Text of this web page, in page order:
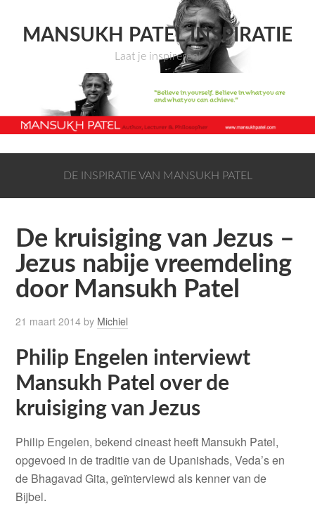
MANSUKH PATEL INSPIRATIE
Laat je inspireren!
DE INSPIRATIE VAN MANSUKH PATEL
De kruisiging van Jezus –
Jezus nabije vreemdeling
door Mansukh Patel
21 maart 2014 by Michiel
Philip Engelen interviewt
Mansukh Patel over de
kruisiging van Jezus
Philip Engelen, bekend cineast heeft Mansukh Patel,
opgevoed in de traditie van de Upanishads, Veda’s en
de Bhagavad Gita, geïnterviewd als kenner van de
Bijbel.